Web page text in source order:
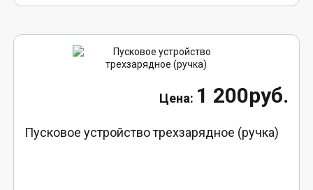
1 200руб.
Пусковое устройство трехзарядное (ручка)